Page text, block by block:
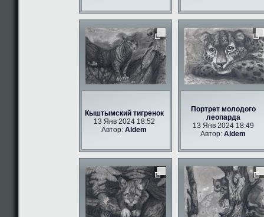
Кыштымский тигренок
13 Янв 2024 18:52
Автор:Aldem
Портрет молодого
леопарда
13 Янв 2024 18:49
Автор:Aldem